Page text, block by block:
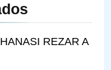
REZAR A